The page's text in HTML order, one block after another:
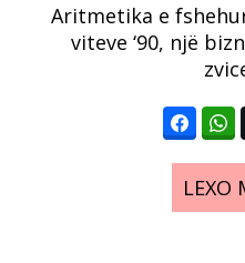
Aritmetika e
viteve ‘90, një
LEXO